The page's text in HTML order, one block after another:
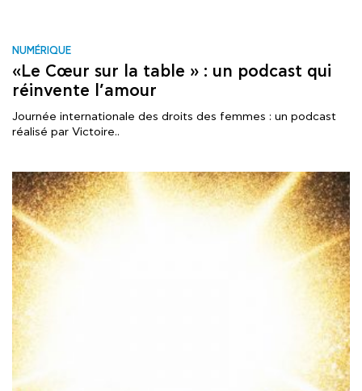
NUMÉRIQUE
«Le Cœur sur la table » : un podcast qui
réinvente l’amour
Journée internationale des droits des femmes : un podcast
réalisé par Victoire..